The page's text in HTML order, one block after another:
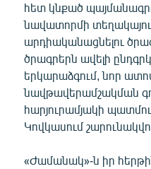
հետ կնքած
նավատորմի
արդիականացնելու
ծրագրերն ավելի
երկարաձգում, նոր
նավթավերամշակման
հարյուրամյակի
Կովկասում
«Ժամանակ»-ն իր